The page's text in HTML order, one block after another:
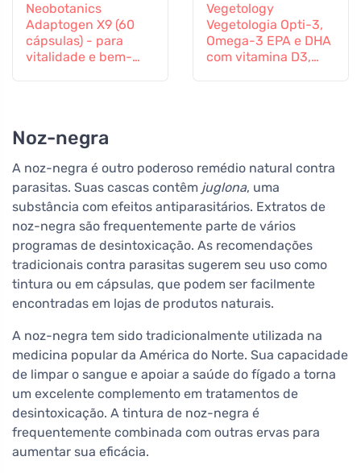
Neobotanics
Adaptogen X9 (60
cápsulas) - para
vitalidade e bem-
Vegetology
Vegetologia Opti-3,
Omega-3 EPA e DHA
com vitamina D3,
Noz-negra
A noz-negra é outro poderoso remédio natural contra
parasitas. Suas cascas contêm juglona, uma
substância com efeitos antiparasitários. Extratos de
noz-negra são frequentemente parte de vários
programas de desintoxicação. As recomendações
tradicionais contra parasitas sugerem seu uso como
tintura ou em cápsulas, que podem ser facilmente
encontradas em lojas de produtos naturais.
A noz-negra tem sido tradicionalmente utilizada na
medicina popular da América do Norte. Sua capacidade
de limpar o sangue e apoiar a saúde do fígado a torna
um excelente complemento em tratamentos de
desintoxicação. A tintura de noz-negra é
frequentemente combinada com outras ervas para
aumentar sua eficácia.